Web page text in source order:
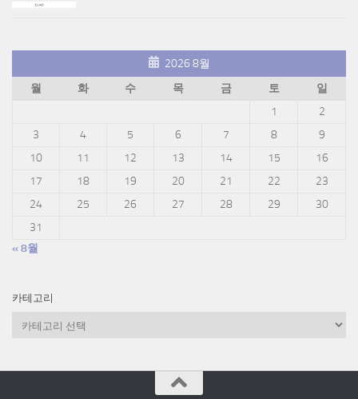
2026 8월
월
화 수 목 금 토
일
1
2
3
4 5 6 7 8
9
10
11 12 13 14 15
16
17
18 19 20 21 22
23
24
25 26 27 28 29
30
31
« 8월
카테고리
리